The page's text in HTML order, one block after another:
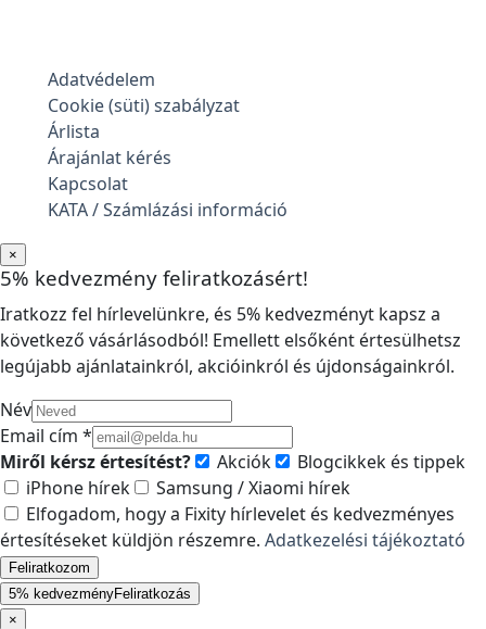
Adatvédelem
Cookie (süti) szabályzat
Árlista
Árajánlat kérés
Kapcsolat
KATA / Számlázási információ
×
5% kedvezmény feliratkozásért!
Iratkozz fel hírlevelünkre, és 5% kedvezményt kapsz a
következő vásárlásodból! Emellett elsőként értesülhetsz
legújabb ajánlatainkról, akcióinkról és újdonságainkról.
Név
Email cím *
Miről kérsz értesítést?
Akciók
Blogcikkek és tippek
iPhone hírek
Samsung / Xiaomi hírek
Elfogadom, hogy a Fixity hírlevelet és kedvezményes
értesítéseket küldjön részemre. Adatkezelési tájékoztató
Feliratkozom
5% kedvezményFeliratkozás
×